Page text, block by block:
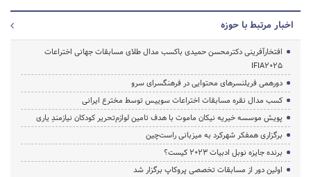
اخبار مرتبط با حوزه
افتخارآفرینی دکترمحسن حمیدی باکسب مدال طلای مسابقات جهانی اختراعات
IFIA2025
دورهمی فریلنسرهای محتوایی در فرهنگسرای سرو
کسب مدال نقره مسابقات اختراعات سوییس توسط مخترع ایرانی
پویش موسسه خیریه نیکان ماموت با هدف تامین لوازم‌تحریر کودکان نیازمندِ یاری
برگزاری همفکر شهرکرد به میزبانی راست‌چین
برنده جایزه نوبل ادبیات ۲۰۲۳ کیست؟
اولین دور از مسابقات تخصصی پروکاپ برگزار شد